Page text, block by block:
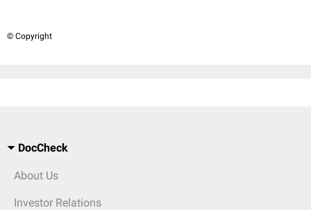
© Copyright
DocCheck
About Us
Investor Relations